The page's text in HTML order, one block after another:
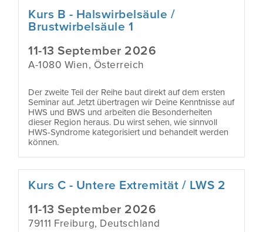
CERTIFIED MCKENZIE CLINIC ©
INFORMATIONEN FÜR ÄRZTE
INFOS ALS DOWNLOAD FÜR ÄRZTE
ARBEITSMARKT
ARBEITSGRUPPEN
MDT ATHLETES WORLDWIDE
INTERNATIONAL DIPLOMA IN MDT
VERANSTALTUNGEN / KONFERENZEN
HÄUFIGE FRAGEN
ÜBER ROBIN MCKENZIE
DIE GESCHICHTE DER MCKENZIE
PRODUKTE
Kurs B - Halswirbelsäule /
Brustwirbelsäule 1
11-13 September 2026
A-1080 Wien, Österreich
Der zweite Teil der Reihe baut direkt auf dem ersten
Seminar auf. Jetzt übertragen wir Deine Kenntnisse auf
HWS und BWS und arbeiten die Besonderheiten
dieser Region heraus. Du wirst sehen, wie sinnvoll
HWS-Syndrome kategorisiert und behandelt werden
können.
Kurs C - Untere Extremität / LWS 2
11-13 September 2026
79111 Freiburg, Deutschland